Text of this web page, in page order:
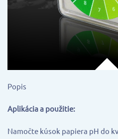
Popis
Aplikácia a použitie:
Namočte kúsok papiera pH do